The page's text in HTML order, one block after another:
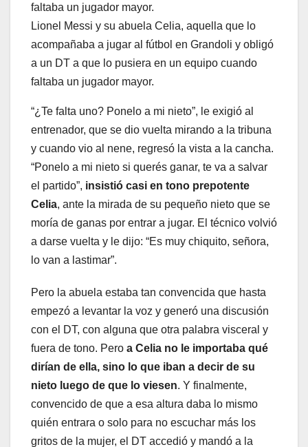
Lionel Messi y su abuela Celia, aquella que lo
acompañaba a jugar al fútbol en Grandoli y obligó
a un DT a que lo pusiera en un equipo cuando
faltaba un jugador mayor.
“¿Te falta uno? Ponelo a mi nieto”, le exigió al
entrenador, que se dio vuelta mirando a la tribuna
y cuando vio al nene, regresó la vista a la cancha.
“Ponelo a mi nieto si querés ganar, te va a salvar
el partido”, insistió casi en tono prepotente
Celia, ante la mirada de su pequeño nieto que se
moría de ganas por entrar a jugar. El técnico volvió
a darse vuelta y le dijo: “Es muy chiquito, señora,
lo van a lastimar”.
Pero la abuela estaba tan convencida que hasta
empezó a levantar la voz y generó una discusión
con el DT, con alguna que otra palabra visceral y
fuera de tono. Pero a Celia no le importaba qué
dirían de ella, sino lo que iban a decir de su
nieto luego de que lo viesen. Y finalmente,
convencido de que a esa altura daba lo mismo
quién entrara o solo para no escuchar más los
gritos de la mujer, el DT accedió y mandó a la